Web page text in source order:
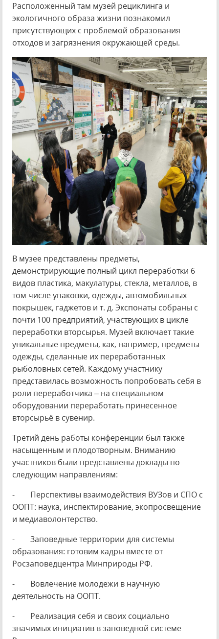
Расположенный там музей рециклинга и
экологичного образа жизни познакомил
присутствующих с проблемой образования
отходов и загрязнения окружающей среды.
В музее представлены предметы,
демонстрирующие полный цикл переработки 6
видов пластика, макулатуры, стекла, металлов, в
том числе упаковки, одежды, автомобильных
покрышек, гаджетов и т. д. Экспонаты собраны с
почти 100 предприятий, участвующих в цикле
переработки вторсырья. Музей включает такие
уникальные предметы, как, например, предметы
одежды, сделанные их переработанных
рыболовных сетей. Каждому участнику
представилась возможность попробовать себя в
роли переработчика – на специальном
оборудовании переработать принесенное
вторсырьё в сувенир.
Третий день работы конференции был также
насыщенным и плодотворным. Вниманию
участников были представлены доклады по
следующим направлениям:
- Перспективы взаимодействия ВУЗов и СПО с
ООПТ: наука, инспектирование, экопросвещение
и медиаволонтерство.
- Заповедные территории для системы
образования: готовим кадры вместе от
Росзаповедцентра Минприроды РФ.
- Вовлечение молодежи в научную
деятельность на ООПТ.
- Реализация себя и своих социально
значимых инициатив в заповедной системе